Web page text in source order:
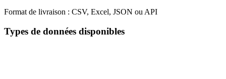
Format de livraison : CSV, Excel, JSON ou API
Types de données disponibles